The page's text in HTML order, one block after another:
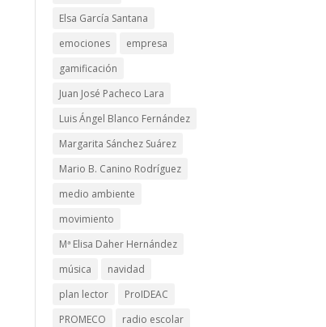
Elsa García Santana
emociones
empresa
gamificación
Juan José Pacheco Lara
Luis Ángel Blanco Fernández
Margarita Sánchez Suárez
Mario B. Canino Rodríguez
medio ambiente
movimiento
Mª Elisa Daher Hernández
música
navidad
plan lector
ProIDEAC
PROMECO
radio escolar